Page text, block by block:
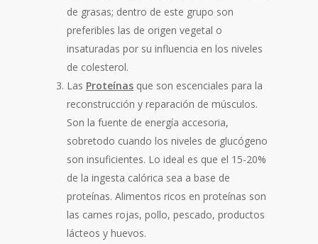
de grasas; dentro de este grupo son
preferibles las de origen vegetal o
insaturadas por su influencia en los niveles
de colesterol.
Las Proteínas que son escenciales para la
reconstrucción y reparación de músculos.
Son la fuente de energía accesoria,
sobretodo cuando los niveles de glucógeno
son insuficientes. Lo ideal es que el 15-20%
de la ingesta calórica sea a base de
proteínas. Alimentos ricos en proteínas son
las carnes rojas, pollo, pescado, productos
lácteos y huevos.